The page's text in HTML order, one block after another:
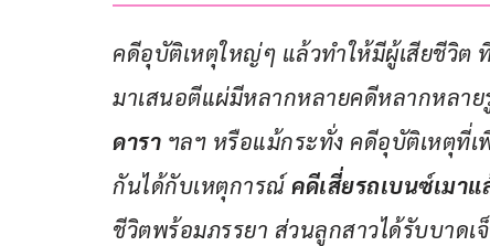
คดีอุบัติเหตุใหญ่ๆ แล้วทำให้มีผู้เสียชีวิต
มาเสนอตีแผ่มีหลากหลายคดีหลากหลาย
ดารา ฯลฯ หรือแม้กระทั่ง คดีอุบัติเหตุที่เ
กันได้กับเหตุการณ์ คดีเสี่ยรถเบนซ์เมา
ชีวิตพร้อมภรรยา ส่วนลูกสาวได้รับบาดเ